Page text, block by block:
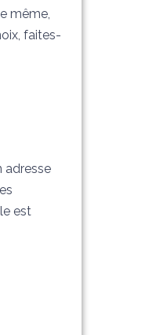
même,
faites-
adresse
est